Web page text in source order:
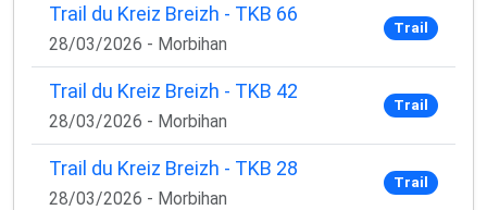
Trail du Kreiz Breizh - TKB 66
28/03/2026 - Morbihan
Trail
Trail du Kreiz Breizh - TKB 42
28/03/2026 - Morbihan
Trail
Trail du Kreiz Breizh - TKB 28
28/03/2026 - Morbihan
Trail